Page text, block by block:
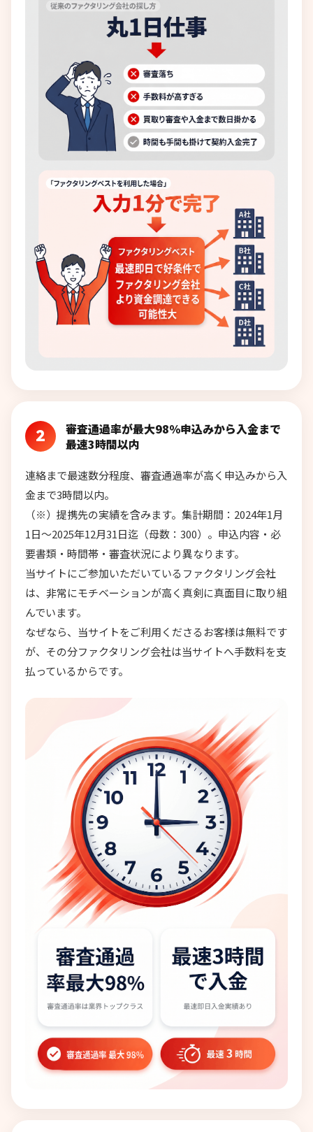
2
審査通過率が最大98％申込みから入金まで
最速3時間以内
連絡まで最速数分程度、審査通過率が高く申込みから入
金まで3時間以内。
（※）提携先の実績を含みます。集計期間：2024年1月
1日～2025年12月31日迄（母数：300）。申込内容・必
要書類・時間帯・審査状況により異なります。
当サイトにご参加いただいているファクタリング会社
は、非常にモチベーションが高く真剣に真面目に取り組
んでいます。
なぜなら、当サイトをご利用くださるお客様は無料です
が、その分ファクタリング会社は当サイトへ手数料を支
払っているからです。